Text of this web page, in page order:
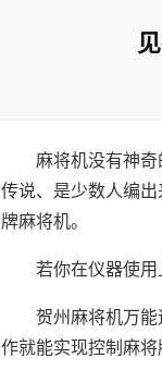
麻将机没有神
传说、是少数人编
牌麻将机。
若你在仪器使
贺州麻将机万
作就能实现控制麻将